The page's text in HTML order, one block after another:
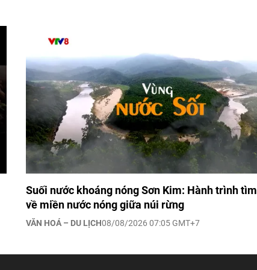
Suối nước khoáng nóng Sơn Kim: Hành trình tìm
về miền nước nóng giữa núi rừng
VĂN HOÁ – DU LỊCH08/08/2026 07:05 GMT+7